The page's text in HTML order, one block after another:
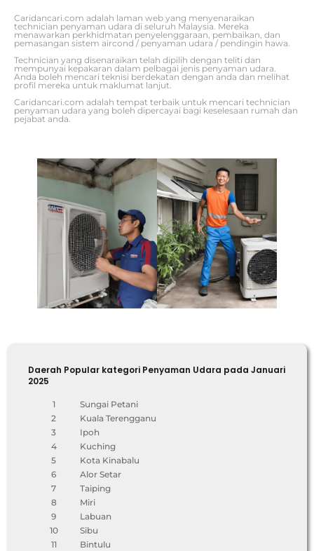
Caridancari.com adalah laman web yang menyenaraikan
technician penyaman udara di seluruh Malaysia. Mereka
menawarkan perkhidmatan penyelenggaraan, pembaikan, dan
pemasangan sistem aircond / penyaman udara / pendingin hawa.
Technician yang disenaraikan telah dipilih dengan teliti dan
mempunyai kepakaran dalam pelbagai jenis penyaman udara.
Anda boleh mencari teknisi berdekatan dengan anda dan melihat
profil mereka untuk maklumat lanjut.
Caridancari.com adalah tempat terbaik untuk mencari technician
penyaman udara yang boleh dipercayai bagi keselesaan rumah dan
pejabat anda.
Daerah Popular kategori Penyaman Udara pada Januari
2025
1
Sungai Petani
2
Kuala Terengganu
3
Ipoh
4
Kuching
5
Kota Kinabalu
6
Alor Setar
7
Taiping
8
Miri
9
Labuan
10
Sibu
11
Bintulu